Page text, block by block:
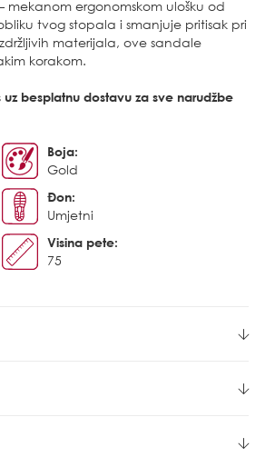
mekanom ergonomskom ulošku od
tvog stopala i smanjuje pritisak pri
materijala, ove sandale
korakom.
besplatnu dostavu za sve narudžbe
Boja:
Gold
Đon:
Umjetni
Visina pete:
75